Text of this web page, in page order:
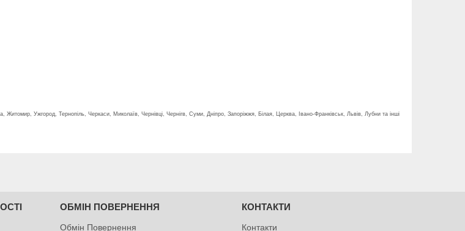
Ужгород, Тернопіль, Черкаси, Миколаїв, Чернівці, Чернігв, Суми, Дніпро, Запоріжжя, Білая, Церква, Івано-Франківськ, Львів, Лубни та інші
ОБМІН ПОВЕРНЕННЯ
Обмін Повернення
КОНТАКТИ
Контакти